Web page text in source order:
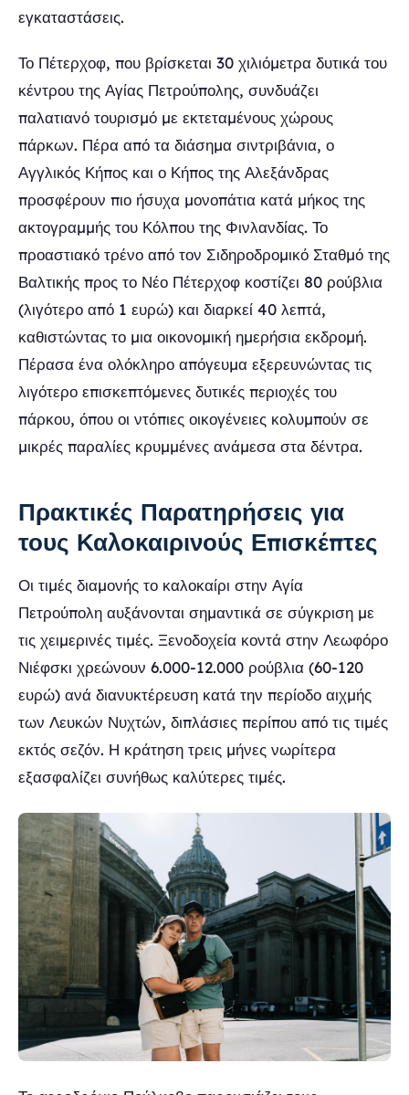
εγκαταστάσεις.
Το Πέτερχοφ, που βρίσκεται 30 χιλιόμετρα δυτικά του
κέντρου της Αγίας Πετρούπολης, συνδυάζει
παλατιανό τουρισμό με εκτεταμένους χώρους
πάρκων. Πέρα από τα διάσημα σιντριβάνια, ο
Αγγλικός Κήπος και ο Κήπος της Αλεξάνδρας
προσφέρουν πιο ήσυχα μονοπάτια κατά μήκος της
ακτογραμμής του Κόλπου της Φινλανδίας. Το
προαστιακό τρένο από τον Σιδηροδρομικό Σταθμό της
Βαλτικής προς το Νέο Πέτερχοφ κοστίζει 80 ρούβλια
(λιγότερο από 1 ευρώ) και διαρκεί 40 λεπτά,
καθιστώντας το μια οικονομική ημερήσια εκδρομή.
Πέρασα ένα ολόκληρο απόγευμα εξερευνώντας τις
λιγότερο επισκεπτόμενες δυτικές περιοχές του
πάρκου, όπου οι ντόπιες οικογένειες κολυμπούν σε
μικρές παραλίες κρυμμένες ανάμεσα στα δέντρα.
Πρακτικές Παρατηρήσεις για
τους Καλοκαιρινούς Επισκέπτες
Οι τιμές διαμονής το καλοκαίρι στην Αγία
Πετρούπολη αυξάνονται σημαντικά σε σύγκριση με
τις χειμερινές τιμές. Ξενοδοχεία κοντά στην Λεωφόρο
Νιέφσκι χρεώνουν 6.000-12.000 ρούβλια (60-120
ευρώ) ανά διανυκτέρευση κατά την περίοδο αιχμής
των Λευκών Νυχτών, διπλάσιες περίπου από τις τιμές
εκτός σεζόν. Η κράτηση τρεις μήνες νωρίτερα
εξασφαλίζει συνήθως καλύτερες τιμές.